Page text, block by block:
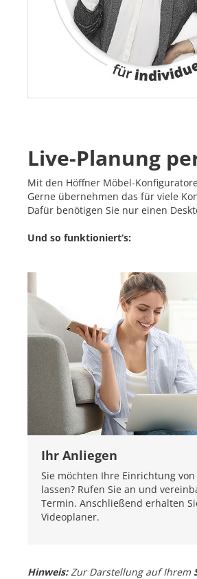
Live-Planung
Mit den Höffner Möbel-
Gerne übernehmen das für viele
Dafür benötigen Sie nur einen
Und so funktioniert‘s:
Ihr Anliegen
Sie möchten Ihre Einrichtung
lassen? Rufen Sie an und
Termin. Anschließend erhalten
Videoplaner.
Hinweis: Zur Darstellung auf Ihrem